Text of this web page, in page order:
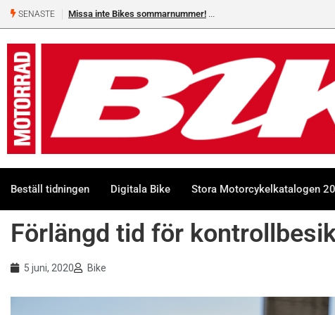
SENASTE Missa inte Bikes sommarnummer!
Beställ tidningen Digitala Bike Stora Motorcykelkatalogen
Förlängd tid för
5 juni, 2020 Bike